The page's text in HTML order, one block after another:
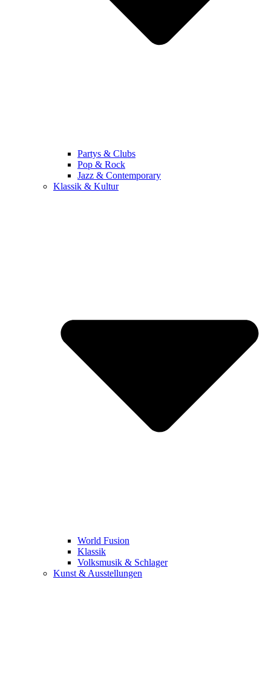
Partys & Clubs
Pop & Rock
Jazz & Contemporary
Klassik & Kultur
World Fusion
Klassik
Volksmusik & Schlager
Kunst & Ausstellungen